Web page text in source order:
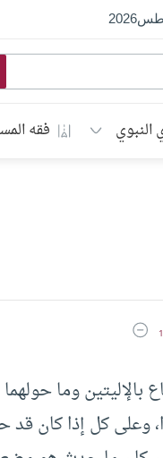
2026
النبوي فقه
الخط
تقليل حجم الخط
بالإليتين وما
وعلى كل إذا كان